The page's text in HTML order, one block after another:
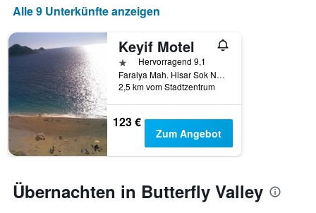
Alle 9 Unterkünfte anzeigen
Keyif Motel
1 SternHervorragend 9,1
Faralya Mah. Hisar Sok No. 25, Uzunyurt, Türkei
2,5 km vom Stadtzentrum
123 €
Zum Angebot
Übernachten in Butterfly Valley